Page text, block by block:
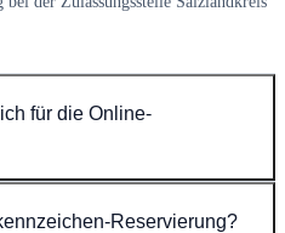
für die Online-
Reservierung?